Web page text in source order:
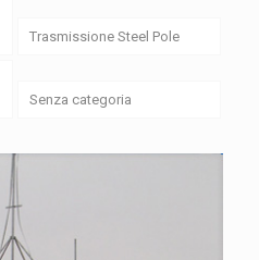
Trasmissione Steel Pole
Senza categoria